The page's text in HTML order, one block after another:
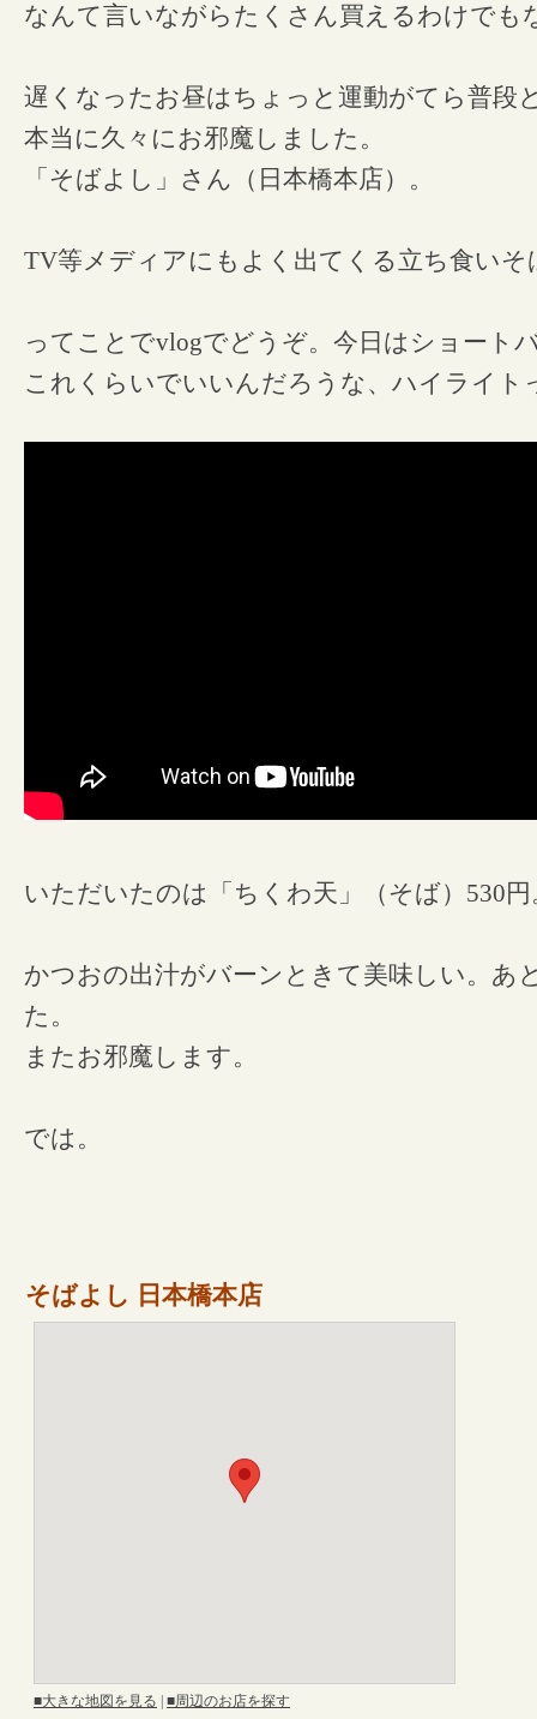
なんて言いながらたくさん買えるわけでも
遅くなったお昼はちょっと運動がてら普段
本当に久々にお邪魔しました。
「そばよし」さん（日本橋本店）。
TV等メディアにもよく出てくる立ち食い
ってことでvlogでどうぞ。今日はショート
これくらいでいいんだろうな、ハイライト
いただいたのは「ちくわ天」（そば）530円
かつおの出汁がバーンときて美味しい。あ
た。
またお邪魔します。
では。
そばよし 日本橋本店